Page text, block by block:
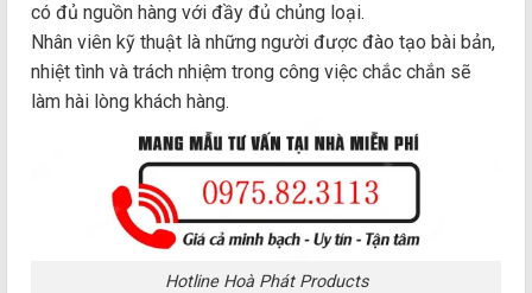
có đủ nguồn hàng với đầy đủ chủng loại.
Nhân viên kỹ thuật là những người được đào tạo bài bản,
nhiệt tình và trách nhiệm trong công việc chắc chắn sẽ
làm hài lòng khách hàng.
Hotline Hoà Phát Products